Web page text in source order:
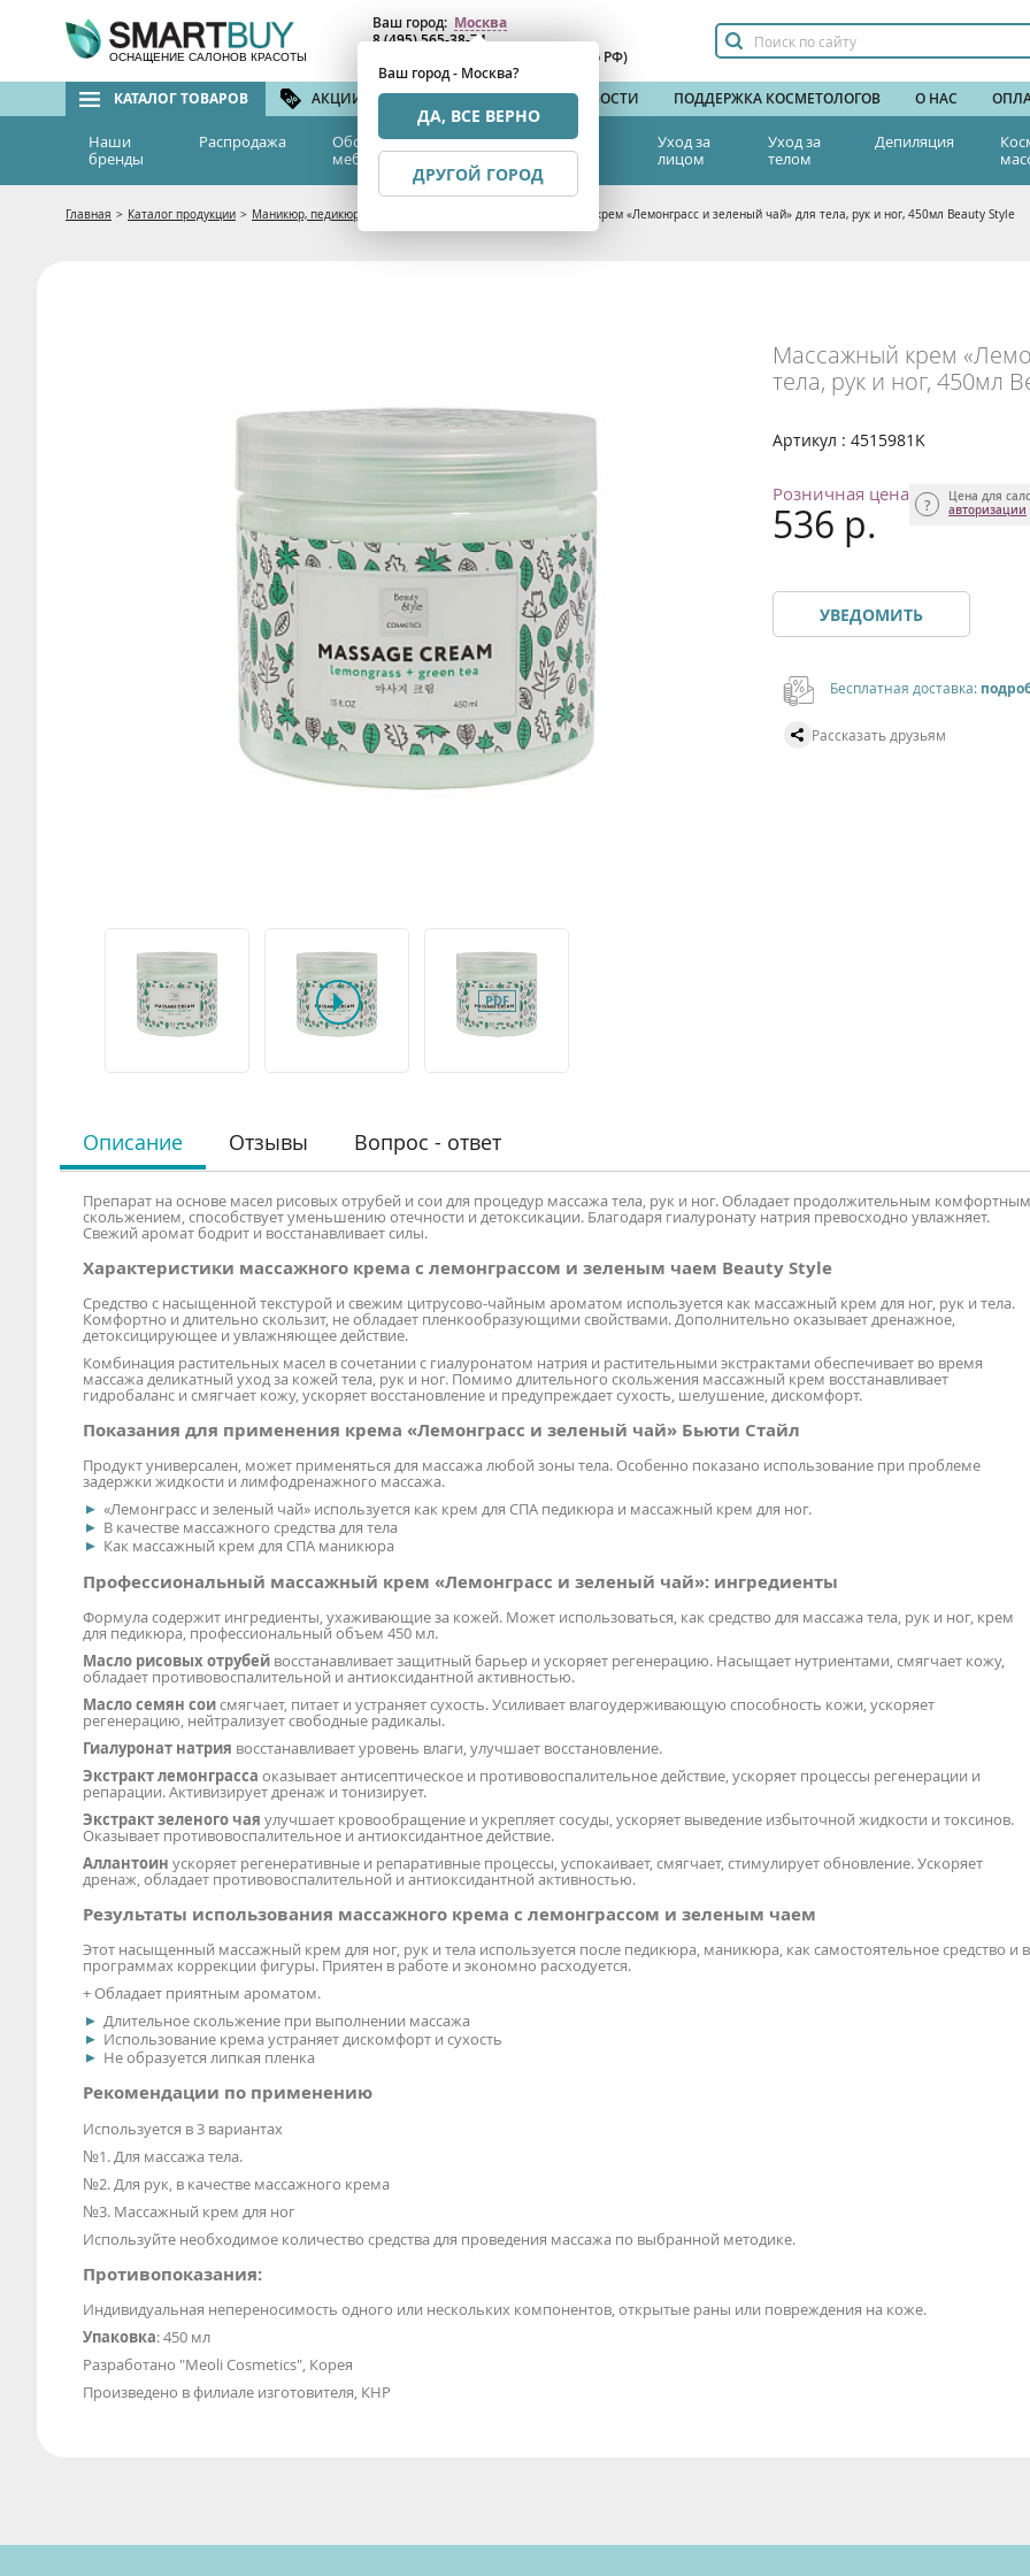
ОСНАЩЕНИЕ САЛОНОВ КРАСОТЫ
Ваш город: Москва
Ваш город - Москва?
ДА, ВСЕ ВЕРНО
ДРУГОЙ ГОРОД
8 (495) 565-38-74
(бесплатный по РФ)
КАТАЛОГ ТОВАРОВ АКЦИИ И СКИДКИ БРЕНДЫ НОВОСТИ ПОДДЕРЖКА КОСМЕТОЛОГОВ О НАС
Наши
бренды
Распродажа
Оборудование и
мебель
Эстетическая
медицина
Уход за
лицом
Уход за
телом
Депиляция
Главная > Каталог продукции > Маникюр, педикюр Массажный крем «Лемонграсс и зеленый чай» для тела, рук и ног, 450мл Beauty Style
Массажный крем
тела, рук и ног, 450мл
Артикул : 4515981K
Розничная цена
536 р.
Цена для
авторизации
УВЕДОМИТЬ
Бесплатная доставка:
Рассказать друзьям
Описание
Препарат на основе масел рисовых отрубей и сои для процедур массажа тела, рук и ног. Обладает продолжительным комфортным
скольжением, способствует уменьшению отечности и детоксикации. Благодаря гиалуронату натрия превосходно увлажняет.
Свежий аромат бодрит и восстанавливает силы.
Характеристики массажного крема с лемонграссом и зеленым чаем Beauty Style
Средство с насыщенной текстурой и свежим цитрусово-чайным ароматом используется как массажный крем для ног, рук и тела.
Комфортно и длительно скользит, не обладает пленкообразующими свойствами. Дополнительно оказывает дренажное,
детоксицирующее и увлажняющее действие.
Комбинация растительных масел в сочетании с гиалуронатом натрия и растительными экстрактами обеспечивает во время
массажа деликатный уход за кожей тела, рук и ног. Помимо длительного скольжения массажный крем восстанавливает
гидробаланс и смягчает кожу, ускоряет восстановление и предупреждает сухость, шелушение, дискомфорт.
Показания для применения крема «Лемонграсс и зеленый чай» Бьюти Стайл
Продукт универсален, может применяться для массажа любой зоны тела. Особенно показано использование при проблеме
задержки жидкости и лимфодренажного массажа.
«Лемонграсс и зеленый чай» используется как крем для СПА педикюра и массажный крем для ног.
В качестве массажного средства для тела
Как массажный крем для СПА маникюра
Профессиональный массажный крем «Лемонграсс и зеленый чай»: ингредиенты
Формула содержит ингредиенты, ухаживающие за кожей. Может использоваться, как средство для массажа тела, рук и ног, крем
для педикюра, профессиональный объем 450 мл.
Масло рисовых отрубей восстанавливает защитный барьер и ускоряет регенерацию. Насыщает нутриентами, смягчает кожу,
обладает противовоспалительной и антиоксидантной активностью.
Масло семян соисмягчает, питает и устраняет сухость. Усиливает влагоудерживающую способность кожи, ускоряет
регенерацию, нейтрализует свободные радикалы.
Гиалуронат натрия восстанавливает уровень влаги, улучшает восстановление.
Экстракт лемонграсса оказывает антисептическое и противовоспалительное действие, ускоряет процессы регенерации и
репарации. Активизирует дренаж и тонизирует.
Экстракт зеленого чая улучшает кровообращение и укрепляет сосуды, ускоряет выведение избыточной жидкости и токсинов.
Оказывает противовоспалительное и антиоксидантное действие.
Аллантоин ускоряет регенеративные и репаративные процессы, успокаивает, смягчает, стимулирует обновление. Ускоряет
дренаж, обладает противовоспалительной и антиоксидантной активностью.
Результаты использования массажного крема с лемонграссом и зеленым чаем
Этот насыщенный массажный крем для ног, рук и тела используется после педикюра, маникюра, как самостоятельное средство и в
программах коррекции фигуры. Приятен в работе и экономно расходуется.
+ Обладает приятным ароматом.
Длительное скольжение при выполнении массажа
Использование крема устраняет дискомфорт и сухость
Не образуется липкая пленка
Рекомендации по применению
Используется в 3 вариантах
№1. Для массажа тела.
№2. Для рук, в качестве массажного крема
№3. Массажный крем для ног
Используйте необходимое количество средства для проведения массажа по выбранной методике.
Противопоказания:
Индивидуальная непереносимость одного или нескольких компонентов, открытые раны или повреждения на коже.
Упаковка: 450 мл
Разработано "Meoli Cosmetics", Корея
Произведено в филиале изготовителя, КНР
Отзывы Вопрос - ответ